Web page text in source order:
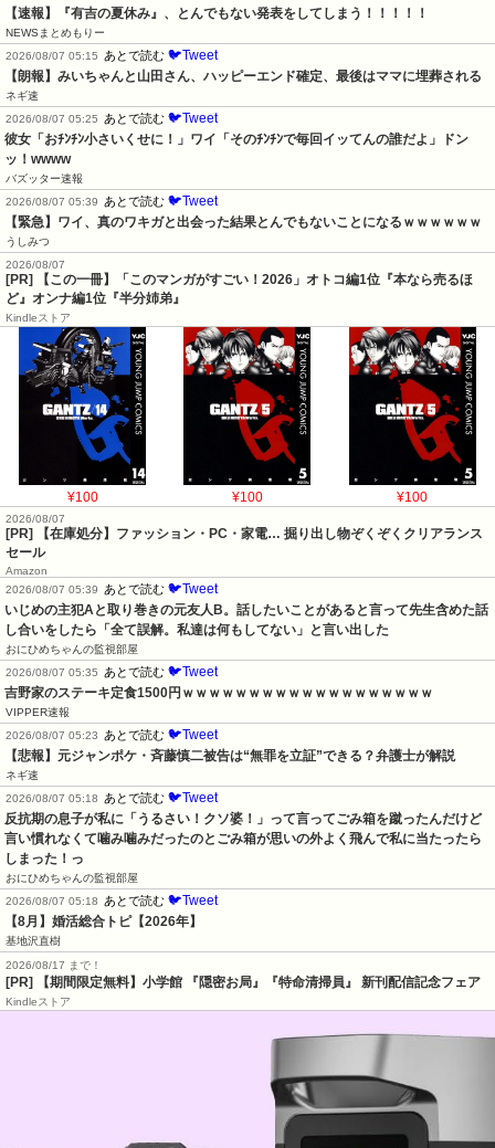
【速報】『有吉の夏休み』、とんでもない発表をしてしまう！！！！！
NEWSまとめもりー
2026/08/07 05:15
あとで読む 🐦Tweet
【朗報】みいちゃんと山田さん、ハッピーエンド確定、最後はママに埋葬される
ネギ速
2026/08/07 05:25
あとで読む 🐦Tweet
彼女「おﾁﾝﾁﾝ小さいくせに！」ワイ「そのﾁﾝﾁﾝで毎回イッてんの誰だよ」ドン
ッ！wwww
バズッター速報
2026/08/07 05:39
あとで読む 🐦Tweet
【緊急】ワイ、真のワキガと出会った結果とんでもないことになるｗｗｗｗｗｗ
うしみつ
2026/08/07
[PR] 【この一冊】「このマンガがすごい！2026」オトコ編1位『本なら売るほ
ど』オンナ編1位『半分姉弟』
Kindleストア
¥100 ¥100 ¥100
2026/08/07
[PR] 【在庫処分】ファッション・PC・家電… 掘り出し物ぞくぞくクリアランス
セール
Amazon
2026/08/07 05:39
あとで読む 🐦Tweet
いじめの主犯Aと取り巻きの元友人B。話したいことがあると言って先生含めた話
し合いをしたら「全て誤解。私達は何もしてない」と言い出した
おにひめちゃんの監視部屋
2026/08/07 05:35
あとで読む 🐦Tweet
吉野家のステーキ定食1500円ｗｗｗｗｗｗｗｗｗｗｗｗｗｗｗｗｗｗｗ
VIPPER速報
2026/08/07 05:23
あとで読む 🐦Tweet
【悲報】元ジャンポケ・斉藤慎二被告は“無罪を立証”できる？弁護士が解説
ネギ速
2026/08/07 05:18
あとで読む 🐦Tweet
反抗期の息子が私に「うるさい！クソ婆！」って言ってごみ箱を蹴ったんだけど
言い慣れなくて噛み噛みだったのとごみ箱が思いの外よく飛んで私に当たったら
しまった！っ
おにひめちゃんの監視部屋
2026/08/07 05:18
あとで読む 🐦Tweet
【8月】婚活総合トピ【2026年】
基地沢直樹
2026/08/17 まで！
[PR] 【期間限定無料】小学館 『隠密お局』『特命清掃員』 新刊配信記念フェア
Kindleストア